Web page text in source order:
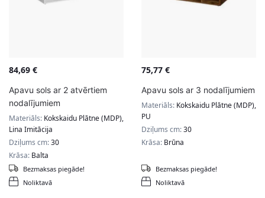
84,69 €
Apavu sols ar 2 atvērtiem
nodalījumiem
Materiāls: Kokskaidu Plātne (MDP),
Lina Imitācija
Dziļums cm:30
Krāsa: Balta
Noliktavā
Bezmaksas piegāde!
75,77 €
Apavu sols ar 3 nodalījumiem
Materiāls: Kokskaidu Plātne (MDP),
PU
Dziļums cm:30
Krāsa: Brūna
Noliktavā
Bezmaksas piegāde!